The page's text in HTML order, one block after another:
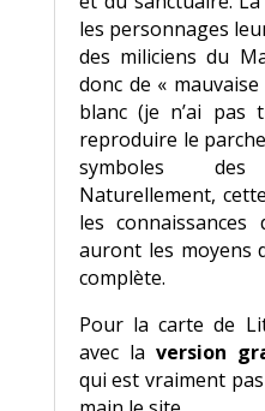
les personnages
des miliciens du
donc de «
blanc (je n’ai pas
reproduire le
symboles
Naturellement,
les
auront les moyens
complète.
Pour la carte de
avec la version
qui est vraiment